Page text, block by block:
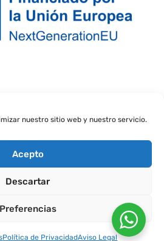
nuestro sitio web y nuestro servicio.
Acepto
Descartar
Preferencias
Política de PrivacidadAviso Legal